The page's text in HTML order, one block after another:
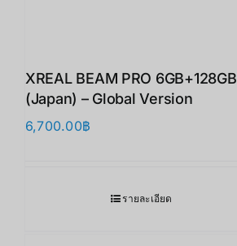
XREAL BEAM PRO 6GB+128GB
(Japan) – Global Version
6,700.00฿
รายละเอียด